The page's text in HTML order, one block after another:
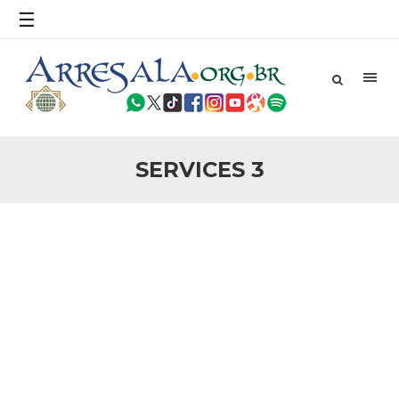
☰
SERVICES 3
do terrorismo não
25 DE SETEMBRO DE 2010
Necessárias Considerações Sobre o
Conflito
Por: Ahmed Ismail Introdução O presente artigo resume as